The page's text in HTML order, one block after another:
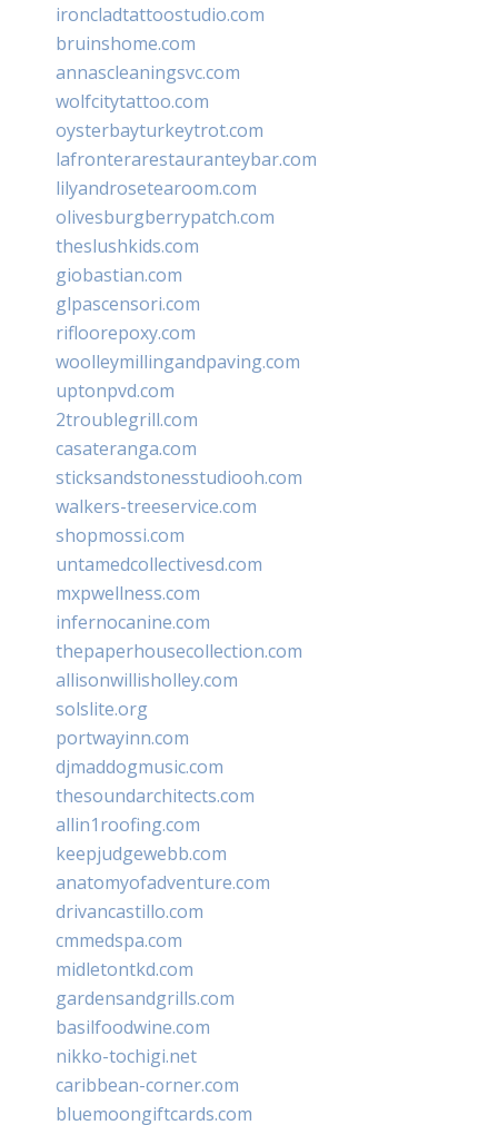
ironcladtattoostudio.com
bruinshome.com
annascleaningsvc.com
wolfcitytattoo.com
oysterbayturkeytrot.com
lafronterarestauranteybar.com
lilyandrosetearoom.com
olivesburgberrypatch.com
theslushkids.com
giobastian.com
glpascensori.com
rifloorepoxy.com
woolleymillingandpaving.com
uptonpvd.com
2troublegrill.com
casateranga.com
sticksandstonesstudiooh.com
walkers-treeservice.com
shopmossi.com
untamedcollectivesd.com
mxpwellness.com
infernocanine.com
thepaperhousecollection.com
allisonwillisholley.com
solslite.org
portwayinn.com
djmaddogmusic.com
thesoundarchitects.com
allin1roofing.com
keepjudgewebb.com
anatomyofadventure.com
drivancastillo.com
cmmedspa.com
midletontkd.com
gardensandgrills.com
basilfoodwine.com
nikko-tochigi.net
caribbean-corner.com
bluemoongiftcards.com